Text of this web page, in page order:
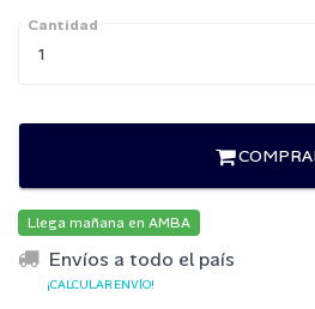
Cantidad
Llega mañana en AMBA
Envíos a todo el país
¡CALCULAR ENVÍO!